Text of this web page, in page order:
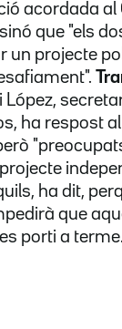
acordada al
que "els
un projecte
López,
ha respost
ha dit,
que
porti a terme.